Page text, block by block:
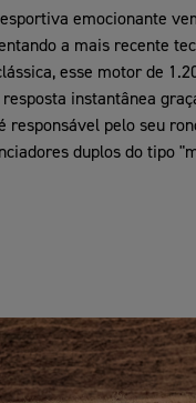
emocionante
a mais recente
esse motor de
instantânea
responsável pelo seu
duplos do tipo